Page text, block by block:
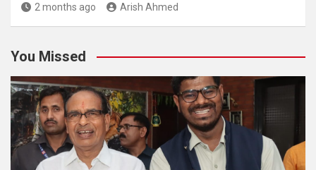
2 months ago Arish Ahmed
You Missed